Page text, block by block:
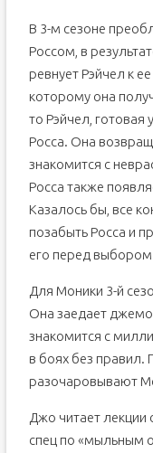
В 3-м сезоне
Россом, в
ревнует Рэйчел к
которому она
то Рэйчел, готовая
Росса. Она
знакомится с
Росса также
Казалось бы, все
позабыть Росса и
его перед
Для Моники 3-й
Она заедает
знакомится с
в боях без
разочаровывают
Джо читает лекции
спец по «мыльным